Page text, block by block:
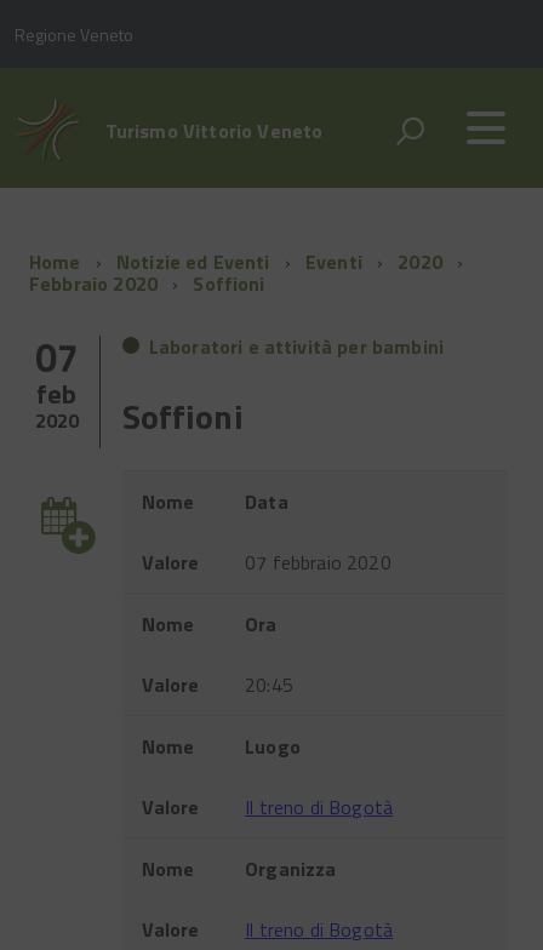
Regione Veneto
Turismo Vittorio Veneto
Home Notizie ed Eventi Eventi 2020
Febbraio 2020 Soffioni
07
feb
2020
Laboratori e attività per bambini
Soffioni
Evento
Nome Data
Valore 07 febbraio 2020
Nome Ora
Valore 20:45
Nome Luogo
Valore Il treno di Bogotà
Nome Organizza
Valore Il treno di Bogotà